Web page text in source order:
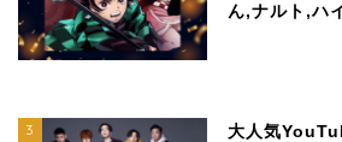
ん,ナルト,ハ
3
大人気